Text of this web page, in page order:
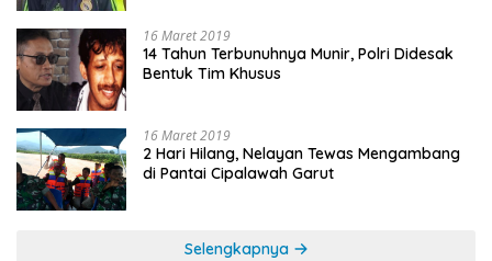
16 Maret 2019
14 Tahun Terbunuhnya Munir, Polri Didesak
Bentuk Tim Khusus
16 Maret 2019
2 Hari Hilang, Nelayan Tewas Mengambang
di Pantai Cipalawah Garut
Selengkapnya